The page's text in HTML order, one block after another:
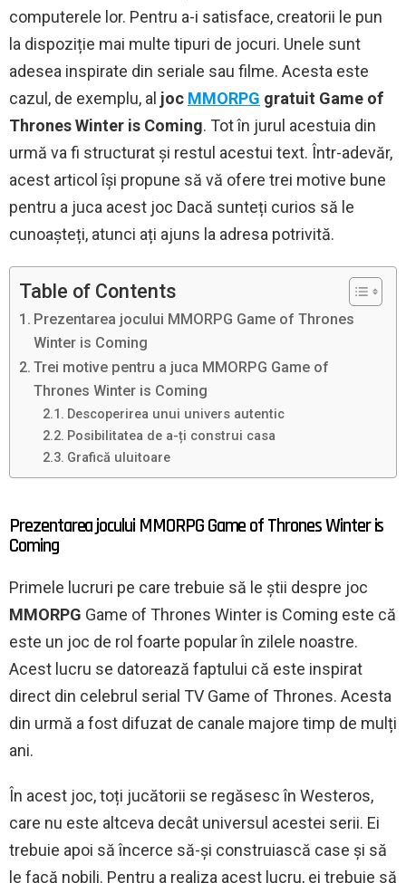
computerele lor. Pentru a-i satisface, creatorii le pun
la dispoziție mai multe tipuri de jocuri. Unele sunt
adesea inspirate din seriale sau filme. Acesta este
cazul, de exemplu, al joc MMORPG gratuit Game of
Thrones Winter is Coming. Tot în jurul acestuia din
urmă va fi structurat și restul acestui text. Într-adevăr,
acest articol își propune să vă ofere trei motive bune
pentru a juca acest joc Dacă sunteți curios să le
cunoașteți, atunci ați ajuns la adresa potrivită.
Table of Contents
Prezentarea jocului MMORPG Game of Thrones
Winter is Coming
Trei motive pentru a juca MMORPG Game of
Thrones Winter is Coming
Descoperirea unui univers autentic
Posibilitatea de a-ți construi casa
Grafică uluitoare
Prezentarea jocului MMORPG Game of Thrones Winter is
Coming
Primele lucruri pe care trebuie să le știi despre joc
MMORPG Game of Thrones Winter is Coming este că
este un joc de rol foarte popular în zilele noastre.
Acest lucru se datorează faptului că este inspirat
direct din celebrul serial TV Game of Thrones. Acesta
din urmă a fost difuzat de canale majore timp de mulți
ani.
În acest joc, toți jucătorii se regăsesc în Westeros,
care nu este altceva decât universul acestei serii. Ei
trebuie apoi să încerce să-și construiască case și să
le facă nobili. Pentru a realiza acest lucru, ei trebuie să